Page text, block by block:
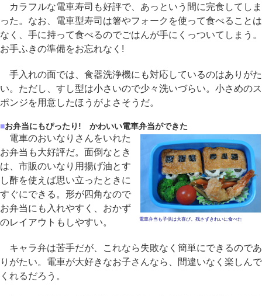
カラフルな電車寿司も好評で、あっという間に完食してしま
った。なお、電車型寿司は箸やフォークを使って食べることは
なく、手に持って食べるのでごはんが手にくっついてしまう。
お手ふきの準備をお忘れなく!
手入れの面では、食器洗浄機にも対応しているのはありがた
い。ただし、すし型は小さいので少々洗いづらい。小さめのス
ポンジを用意したほうがよさそうだ。
■お弁当にもぴったり! かわいい電車弁当ができた
電車弁当も子供は大喜び。残さずきれいに食べた
電車のおいなりさんをいれた
お弁当も大好評だ。面倒なとき
は、市販のいなり用揚げ油とす
し酢を使えば思い立ったときに
すぐにできる。形が四角なので
お弁当にも入れやすく、おかず
のレイアウトもしやすい。
キャラ弁は苦手だが、これなら失敗なく簡単にできるのであ
りがたい。電車が大好きなお子さんなら、間違いなく楽しんで
くれるだろう。